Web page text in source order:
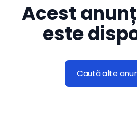
Acest
este
Caută alte